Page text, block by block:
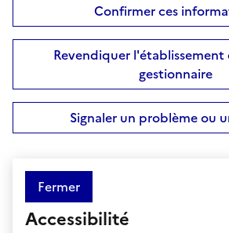
Confirmer ces
Revendiquer
gestionnaire
Signaler un problème ou
Fermer
Accessibilité